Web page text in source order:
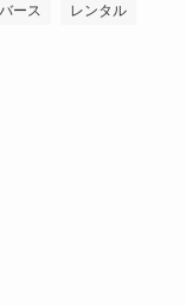
ース レンタル